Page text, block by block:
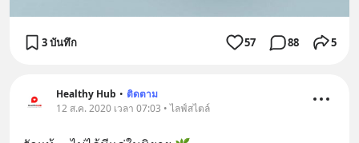
3 บันทึก 57 88 5
Healthy Hub • ติดตาม
12 ส.ค. 2020 เวลา 07:03 • ไลฟ์สไตล์